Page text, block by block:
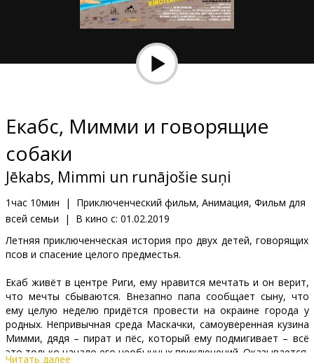
Подарки
Клуб
Екабc, Мимми и говорящие
собаки
Jēkabs, Mimmi un runājošie suņi
1час 10мин |
Приключенческий фильм, Анимация, Фильм для
всей семьи
| В кино с: 01.02.2019
Летняя приключенческая история про двух детей, говорящих
псов и спасение целого предместья.
Екаб живёт в центре Риги, ему нравится мечтать и он верит,
что мечты сбываются. Внезапно папа сообщает сыну, что
ему целую неделю придётся провести на окраине города у
родных. Непривычная среда Маскачки, самоуверенная кузина
Мимми, дядя – пират и пёс, который ему подмигивает – всё
это только начало его необычных приключений. Оказывается,
Читать далее